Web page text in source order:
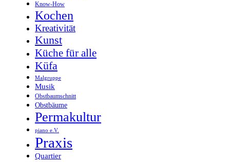
Know-How
Kochen
Kreativität
Kunst
Küche für alle
Küfa
Malgruppe
Musik
Obstbaumschnitt
Obstbäume
Permakultur
piano e.V.
Praxis
Quartier